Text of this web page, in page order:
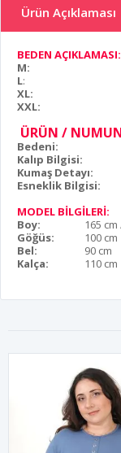
Ürün Açıklaması
BEDEN AÇIKLAMASI:
M:
L:
XL:
XXL:
ÜRÜN /
Bedeni:
Kalıp Bilgisi:
Kumaş Detayı:
Esneklik Bilgisi:
MODEL BİLGİLERİ:
Boy:
165
Göğüs:
100 cm
Bel:
90 cm
Kalça:
110 cm